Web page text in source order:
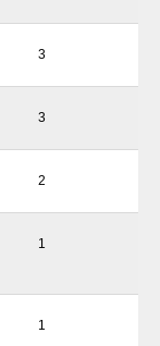
3
3
2
1
1